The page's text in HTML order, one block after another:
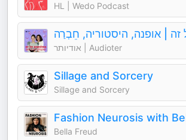
HL | Wedo Podcast
| אופנה, היסטוריה, חֵבְרַה
אודיותר | Audioter
Sillage and Sorcery
Sillage and Sorcery
Fashion Neurosis with
Bella Freud